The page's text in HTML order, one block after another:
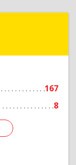
167
8
Подробнее